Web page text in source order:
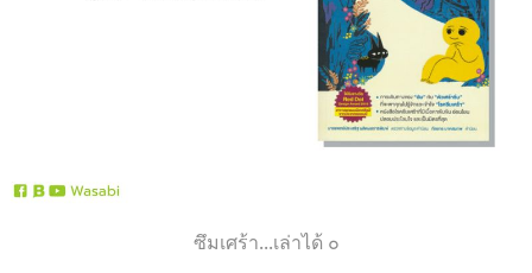
ซึมเศร้า...เล่าได้ ๐